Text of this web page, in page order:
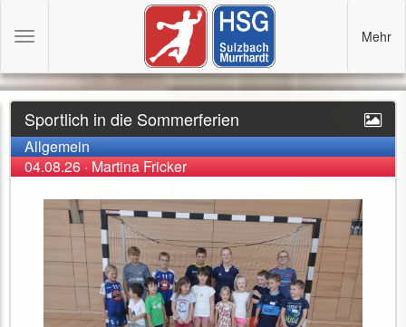
Sportlich in die Sommerferien
Allgemein
04.08.26·Martina Fricker
Toggle
Mehr